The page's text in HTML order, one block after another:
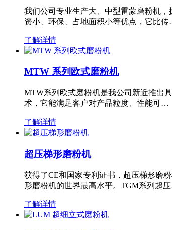
我们公司专业生产大、中型雷蒙磨粉机
资小、环保、占地面积小等优点，它比
了解详情
MTW 系列欧式磨粉机
MTW系列欧式磨粉机是我公司新近推出
术，它能满足客户对产品粒度、性能可…
了解详情
超压梯形磨粉机
获得了CE和国家专利证书，超压梯形磨
形磨粉机的世界最高水平。TGM系列超
了解详情